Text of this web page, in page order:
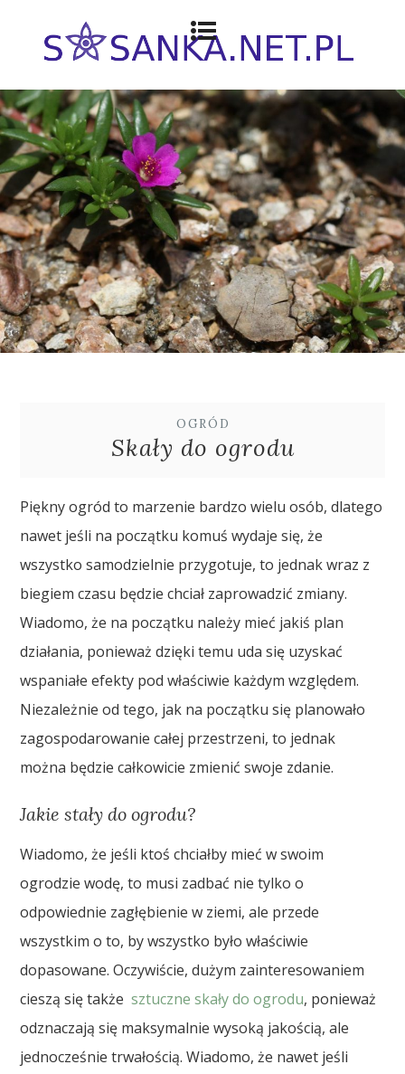
OGRÓD
Skały do ogrodu
Piękny ogród to marzenie bardzo wielu osób, dlatego
nawet jeśli na początku komuś wydaje się, że
wszystko samodzielnie przygotuje, to jednak wraz z
biegiem czasu będzie chciał zaprowadzić zmiany.
Wiadomo, że na początku należy mieć jakiś plan
działania, ponieważ dzięki temu uda się uzyskać
wspaniałe efekty pod właściwie każdym względem.
Niezależnie od tego, jak na początku się planowało
zagospodarowanie całej przestrzeni, to jednak
można będzie całkowicie zmienić swoje zdanie.
Jakie stały do ogrodu?
Wiadomo, że jeśli ktoś chciałby mieć w swoim
ogrodzie wodę, to musi zadbać nie tylko o
odpowiednie zagłębienie w ziemi, ale przede
wszystkim o to, by wszystko było właściwie
dopasowane. Oczywiście, dużym zainteresowaniem
cieszą się takżesztuczne skały do ogrodu, ponieważ
odznaczają się maksymalnie wysoką jakością, ale
jednocześnie trwałością. Wiadomo, że nawet jeśli